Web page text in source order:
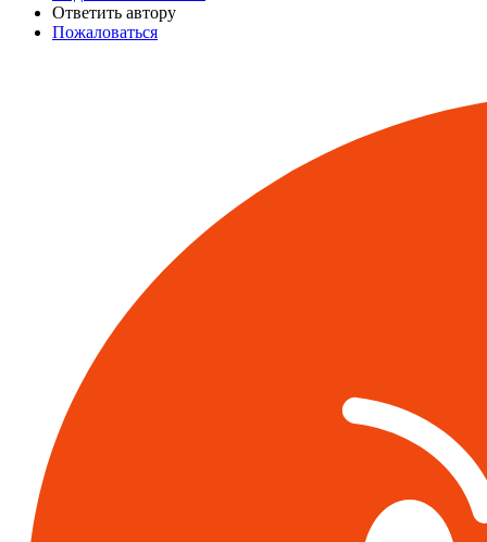
Ответить автору
Пожаловаться